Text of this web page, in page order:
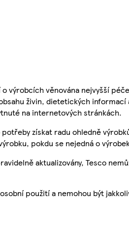
výrobcích věnována nejvyšší
živin, dietetických
na internetových stránkách.
získat radu ohledně
pokdu se nejedná o
aktualizovány, Tesco
použití a nemohou být